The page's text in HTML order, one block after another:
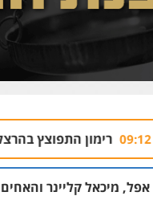
בהרצליה 04.08 | 18:32
והאחים איציק ויפה דיין